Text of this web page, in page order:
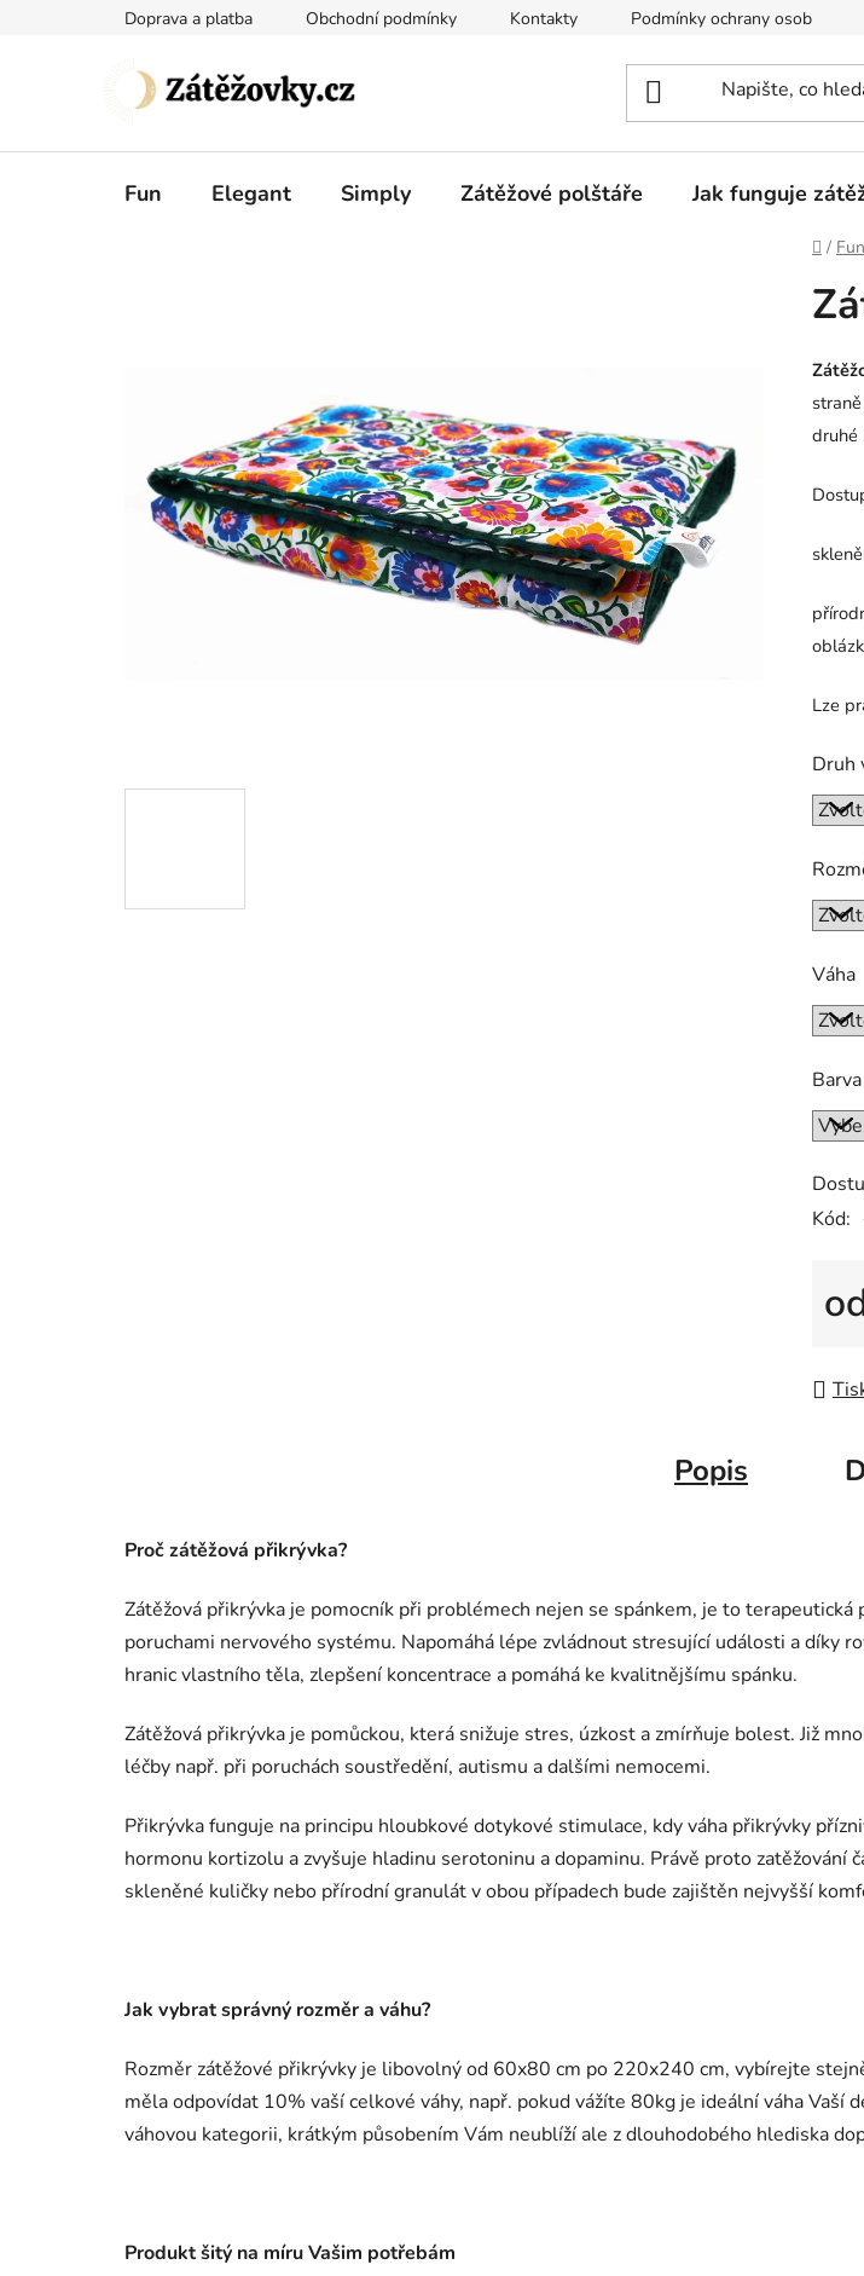
Doprava a platba Obchodní podmínky Kontakty Podmínky ochrany osobních
Fun Elegant Simply Zátěžové polštáře Jak funguje
Domů
/ Fun
druhé
Lze
Druh
Váha
Barva
Kód:
Popis
Proč zátěžová přikrývka?
Zátěžová přikrývka je pomocník při problémech nejen se spánkem, je to
poruchami nervového systému. Napomáhá lépe zvládnout stresující události a díky
hranic vlastního těla, zlepšení koncentrace a pomáhá ke kvalitnějšímu spánku.
Zátěžová přikrývka je pomůckou, která snižuje stres, úzkost a zmírňuje bolest. Již
léčby např. při poruchách soustředění, autismu a dalšími nemocemi.
Přikrývka funguje na principu hloubkové dotykové stimulace, kdy váha přikrývky
hormonu kortizolu a zvyšuje hladinu serotoninu a dopaminu. Právě proto
skleněné kuličky nebo přírodní granulát v obou případech bude zajištěn nejvyšší
Jak vybrat správný rozměr a váhu?
Rozměr zátěžové přikrývky je libovolný od 60x80 cm po 220x240 cm, vybírejte
měla odpovídat 10% vaší celkové váhy, např. pokud vážíte 80kg je ideální váha Vaší
váhovou kategorii, krátkým působením Vám neublíží ale z dlouhodobého hlediska
Produkt šitý na míru Vašim potřebám